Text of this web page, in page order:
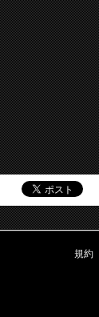
規約